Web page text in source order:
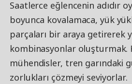
Saatlerce eğlencenin adıdır
boyunca kovalamaca, yük
parçaları bir araya getirerek
kombinasyonlar oluşturmak.
mühendisler, tren garındaki
zorlukları çözmeyi seviyorlar.